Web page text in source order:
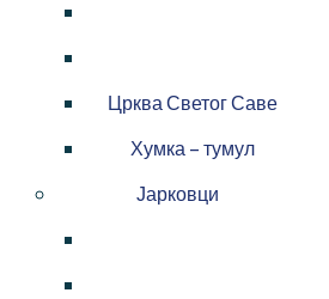
Црква Светог Саве
Хумка – тумул
Јарковци